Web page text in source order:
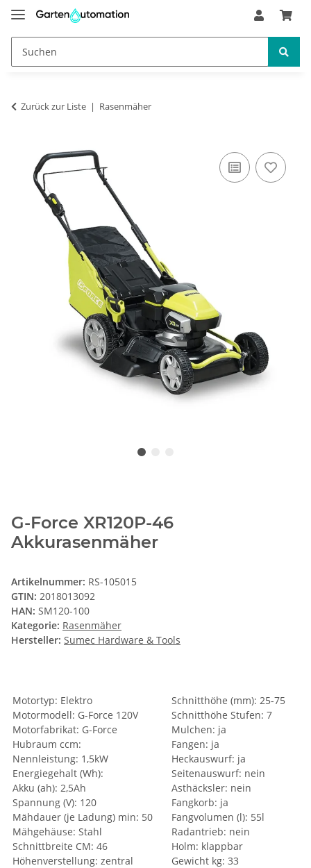
Zurück zur Liste Rasenmäher
G-Force XR120P-46
Akkurasenmäher
Artikelnummer: RS-105015
GTIN: 2018013092
HAN: SM120-100
Kategorie: Rasenmäher
Hersteller: Sumec Hardware & Tools
Motortyp: Elektro
Motormodell: G-Force 120V
Motorfabrikat: G-Force
Hubraum ccm:
Nennleistung: 1,5kW
Energiegehalt (Wh):
Akku (ah): 2,5Ah
Spannung (V): 120
Mähdauer (je Ladung) min: 50
Mähgehäuse: Stahl
Schnittbreite CM: 46
Höhenverstellung: zentral
Schnitthöhe (mm): 25-75
Schnitthöhe Stufen: 7
Mulchen: ja
Fangen: ja
Heckauswurf: ja
Seitenauswurf: nein
Asthäcksler: nein
Fangkorb: ja
Fangvolumen (l): 55l
Radantrieb: nein
Holm: klappbar
Gewicht kg: 33